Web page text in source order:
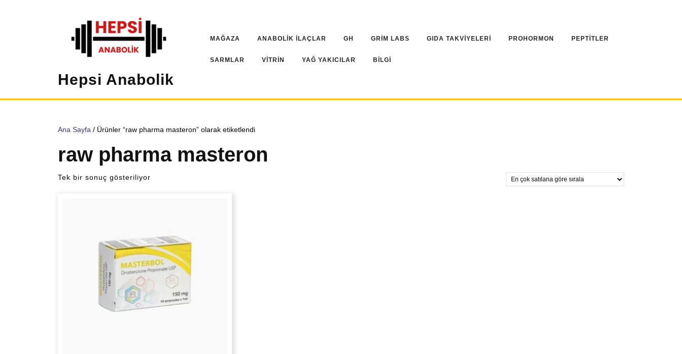
Hepsi Anabolik
MAĞAZA ANABOLİK İLAÇLAR GH GRİM LABS GIDA TAKVİYELERİ PROHORMON PEPTİTLER
SARMLAR VİTRİN YAĞ YAKICILAR BİLGİ
Ana Sayfa / Ürünler “raw pharma masteron” olarak etiketlendi
raw pharma masteron
Tek bir sonuç gösteriliyor